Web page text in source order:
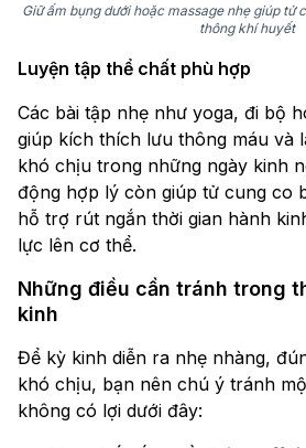
Giữ ấm bụng dưới hoặc massage nhẹ giúp tử
thông khí huyết
Luyện tập thể chất phù hợp
Các bài tập nhẹ như yoga, đi bộ
giúp kích thích lưu thông máu và
khó chịu trong những ngày kinh
động hợp lý còn giúp tử cung co
hỗ trợ rút ngắn thời gian hành
lực lên cơ thể.
Những điều cần tránh trong
kinh
Để kỳ kinh diễn ra nhẹ nhàng,
khó chịu, bạn nên chú ý tránh
không có lợi dưới đây: